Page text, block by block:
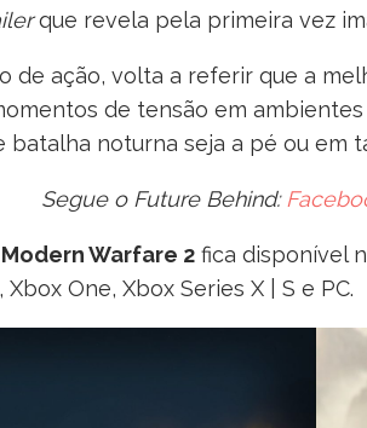
que revela pela primeira vez
de ação, volta a referir que a
de tensão em
batalha noturna seja a pé ou em
Segue o Future Behind:
Warfare 2 fica disponível
One, Xbox Series X | S e PC.